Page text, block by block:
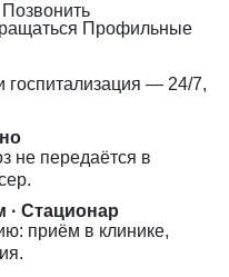
Позвонить
Профильные
госпитализация — 24/7,
не передаётся в
· Стационар
приём в клинике,